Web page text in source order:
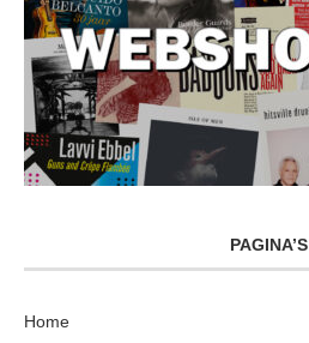
PAGINA’S
Home